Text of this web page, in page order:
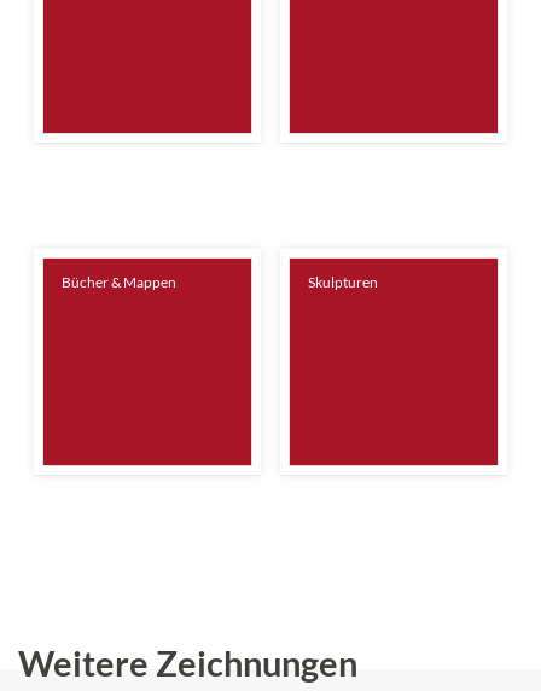
Bücher & Mappen Skulpturen
Weitere Zeichnungen